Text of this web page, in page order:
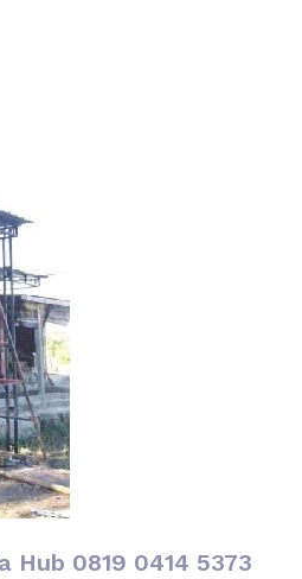
Hub 0819 0414 5373